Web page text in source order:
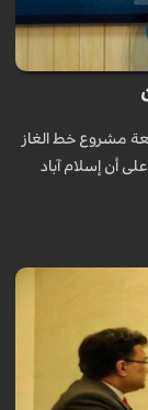
مشروع خط الغاز
أن إسلام آباد